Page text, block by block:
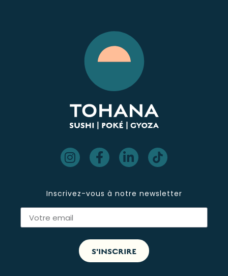
Inscrivez-vous à notre newsletter
S'INSCRIRE